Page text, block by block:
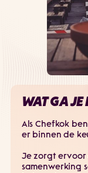
WAT GA JE
Als Chefkok
er binnen de
Je zorgt
samenwerking